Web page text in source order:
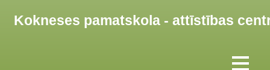
Kokneses pamatskola - attīstības